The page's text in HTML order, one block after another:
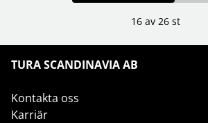
16 av 26 st
TURA SCANDINAVIA AB
Kontakta oss
Karriär